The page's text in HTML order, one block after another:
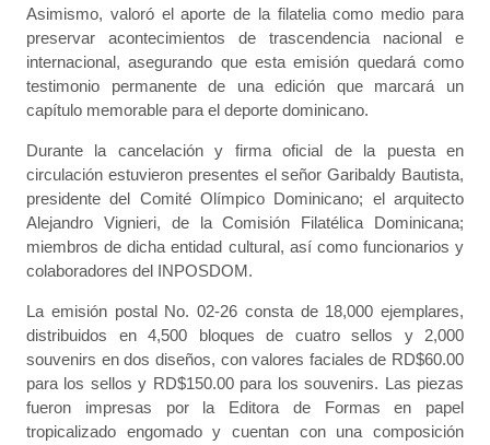
Asimismo, valoró el aporte de la filatelia como medio para
preservar acontecimientos de trascendencia nacional e
internacional, asegurando que esta emisión quedará como
testimonio permanente de una edición que marcará un
capítulo memorable para el deporte dominicano.
Durante la cancelación y firma oficial de la puesta en
circulación estuvieron presentes el señor Garibaldy Bautista,
presidente del Comité Olímpico Dominicano; el arquitecto
Alejandro Vignieri, de la Comisión Filatélica Dominicana;
miembros de dicha entidad cultural, así como funcionarios y
colaboradores del INPOSDOM.
La emisión postal No. 02-26 consta de 18,000 ejemplares,
distribuidos en 4,500 bloques de cuatro sellos y 2,000
souvenirs en dos diseños, con valores faciales de RD$60.00
para los sellos y RD$150.00 para los souvenirs. Las piezas
fueron impresas por la Editora de Formas en papel
tropicalizado engomado y cuentan con una composición